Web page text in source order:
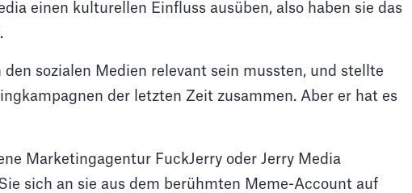
einen kulturellen Einfluss ausüben, also haben sie das
den sozialen Medien relevant sein mussten, und stellte
der letzten Zeit zusammen. Aber er hat es
Marketingagentur FuckJerry oder Jerry Media
sich an sie aus dem berühmten Meme-Account auf